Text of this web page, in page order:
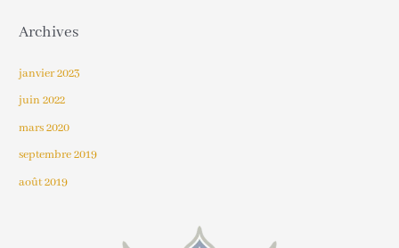
Archives
janvier 2023
juin 2022
mars 2020
septembre 2019
août 2019